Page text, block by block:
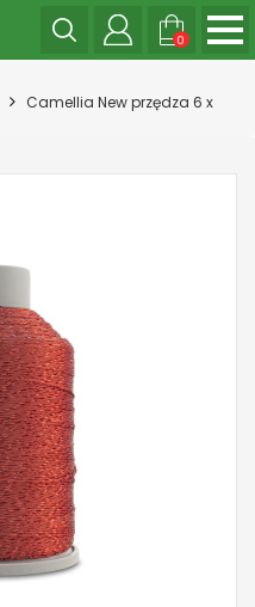
0
Camellia New przędza 6 x